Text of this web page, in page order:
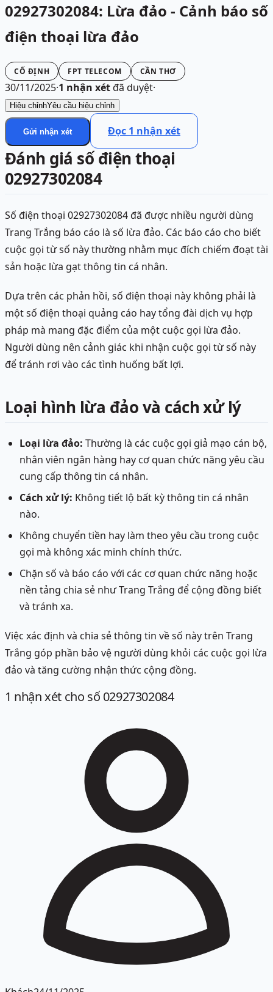
02927302084: Lừa đảo - Cảnh báo số
điện thoại lừa đảo
CỐ ĐỊNH FPT TELECOM CẦN THƠ
30/11/2025·1 nhận xétđã duyệt·
Hiệu chỉnhYêu cầu hiệu chỉnh
Gửi nhận xét Đọc 1 nhận xét
Đánh giá số điện thoại
02927302084
Số điện thoại 02927302084 đã được nhiều người dùng
Trang Trắng báo cáo là số lừa đảo. Các báo cáo cho biết
cuộc gọi từ số này thường nhằm mục đích chiếm đoạt tài
sản hoặc lừa gạt thông tin cá nhân.
Dựa trên các phản hồi, số điện thoại này không phải là
một số điện thoại quảng cáo hay tổng đài dịch vụ hợp
pháp mà mang đặc điểm của một cuộc gọi lừa đảo.
Người dùng nên cảnh giác khi nhận cuộc gọi từ số này
để tránh rơi vào các tình huống bất lợi.
Loại hình lừa đảo và cách xử lý
Loại lừa đảo: Thường là các cuộc gọi giả mạo cán bộ,
nhân viên ngân hàng hay cơ quan chức năng yêu cầu
cung cấp thông tin cá nhân.
Cách xử lý: Không tiết lộ bất kỳ thông tin cá nhân
nào.
Không chuyển tiền hay làm theo yêu cầu trong cuộc
gọi mà không xác minh chính thức.
Chặn số và báo cáo với các cơ quan chức năng hoặc
nền tảng chia sẻ như Trang Trắng để cộng đồng biết
và tránh xa.
Việc xác định và chia sẻ thông tin về số này trên Trang
Trắng góp phần bảo vệ người dùng khỏi các cuộc gọi lừa
đảo và tăng cường nhận thức cộng đồng.
1 nhận xét cho số 02927302084